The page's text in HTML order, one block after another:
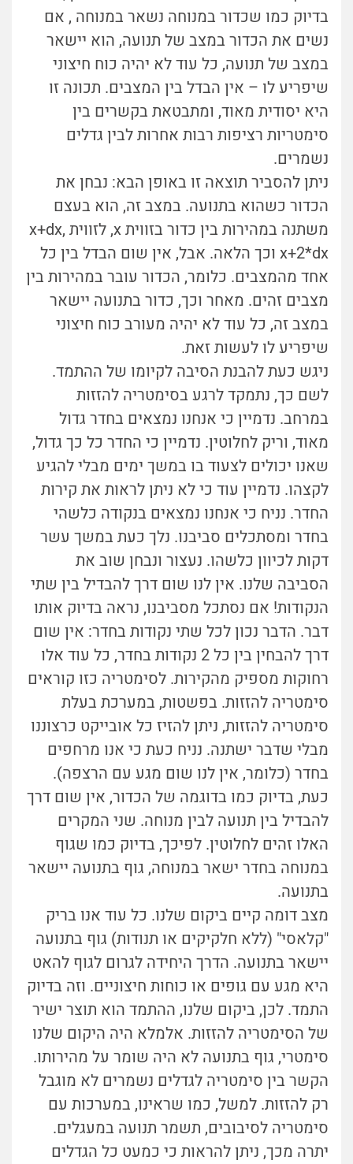
בדיוק כמו שכדור במנוחה נשאר במנוחה , אם
נשים את הכדור במצב של תנועה, הוא יישאר
במצב של תנועה, כל עוד לא יהיה כוח חיצוני
שיפריע לו – אין הבדל בין המצבים. תכונה זו
היא יסודית מאוד, ומתבטאת בקשרים בין
סימטריות רציפות רבות אחרות לבין גדלים
נשמרים.
ניתן להסביר תוצאה זו באופן הבא: נבחן את
הכדור כשהוא בתנועה. במצב זה, הוא בעצם
משתנה במהירות בין כדור בזווית x, לזווית x+dx,
x+2*dx וכך הלאה. אבל, אין שום הבדל בין כל
אחד מהמצבים. כלומר, הכדור עובר במהירות בין
מצבים זהים. מאחר וכך, כדור בתנועה יישאר
במצב זה, כל עוד לא יהיה מעורב כוח חיצוני
שיפריע לו לעשות זאת.
ניגש כעת להבנת הסיבה לקיומו של ההתמד.
לשם כך, נתמקד לרגע בסימטריה להזזות
במרחב. נדמיין כי אנחנו נמצאים בחדר גדול
מאוד, וריק לחלוטין. נדמיין כי החדר כל כך גדול,
שאנו יכולים לצעוד בו במשך ימים מבלי להגיע
לקצהו. נדמיין עוד כי לא ניתן לראות את קירות
החדר. נניח כי אנחנו נמצאים בנקודה כלשהי
בחדר ומסתכלים סביבנו. נלך כעת במשך עשר
דקות לכיוון כלשהו. נעצור ונבחן שוב את
הסביבה שלנו. אין לנו שום דרך להבדיל בין שתי
הנקודות! אם נסתכל מסביבנו, נראה בדיוק אותו
דבר. הדבר נכון לכל שתי נקודות בחדר: אין שום
דרך להבחין בין כל 2 נקודות בחדר, כל עוד אלו
רחוקות מספיק מהקירות. לסימטריה כזו קוראים
סימטריה להזזות. בפשטות, במערכת בעלת
סימטריה להזזות, ניתן להזיז כל אובייקט כרצוננו
מבלי שדבר ישתנה. נניח כעת כי אנו מרחפים
בחדר (כלומר, אין לנו שום מגע עם הרצפה).
כעת, בדיוק כמו בדוגמה של הכדור, אין שום דרך
להבדיל בין תנועה לבין מנוחה. שני המקרים
האלו זהים לחלוטין. לפיכך, בדיוק כמו שגוף
במנוחה בחדר ישאר במנוחה, גוף בתנועה יישאר
בתנועה.
מצב דומה קיים ביקום שלנו. כל עוד אנו בריק
"קלאסי" (ללא חלקיקים או תנודות) גוף בתנועה
יישאר בתנועה. הדרך היחידה לגרום לגוף להאט
היא מגע עם גופים או כוחות חיצוניים. וזה בדיוק
התמד. לכן, ביקום שלנו, ההתמד הוא תוצר ישיר
של הסימטריה להזזות. אלמלא היה היקום שלנו
סימטרי, גוף בתנועה לא היה שומר על מהירותו.
הקשר בין סימטריה לגדלים נשמרים לא מוגבל
רק להזזות. למשל, כמו שראינו, במערכות עם
סימטריה לסיבובים, תשמר תנועה במעגלים.
יתרה מכך, ניתן להראות כי כמעט כל הגדלים